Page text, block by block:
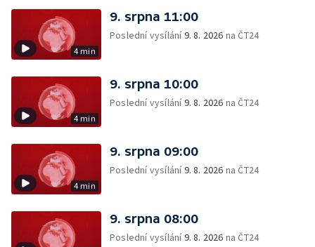
4 min
9. srpna 11:00
Poslední vysílání9. 8. 2026 na ČT24
4 min
9. srpna 10:00
Poslední vysílání9. 8. 2026 na ČT24
4 min
9. srpna 09:00
Poslední vysílání9. 8. 2026 na ČT24
9. srpna 08:00
Poslední vysílání9. 8. 2026 na ČT24